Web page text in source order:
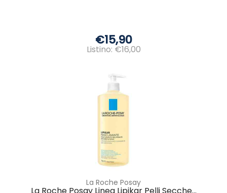
€15,90
Listino: €16,00
La Roche Posay
La Roche Posay Linea Lipikar Pelli Secche...